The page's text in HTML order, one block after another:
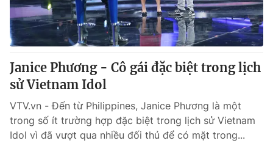
Janice Phương - Cô gái đặc biệt trong lịch
sử Vietnam Idol
VTV.vn - Đến từ Philippines, Janice Phương là một
trong số ít trường hợp đặc biệt trong lịch sử Vietnam
Idol vì đã vượt qua nhiều đối thủ để có mặt trong...